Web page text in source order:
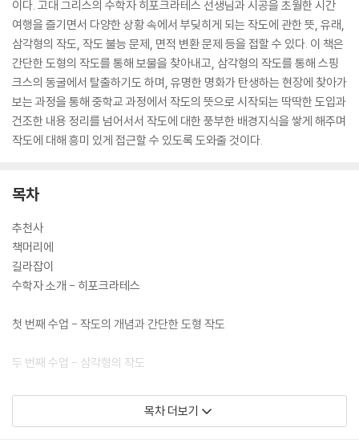
이다. 고대 그리스의 수학자 히포크라테스 선생님과 시공을 초월한 시간
여행을 즐기면서 다양한 상황 속에서 부딪히게 되는 작도에 관한 뜻, 유래,
삼각형의 작도, 작도 불능 문제, 면적 변환 문제 등을 접할 수 있다. 이 책은
간단한 도형의 작도를 통해 보물을 찾아내고, 삼각형의 작도를 통해 스핑
크스의 동굴에서 탈출하기도 하며, 유명한 명화가 탄생하는 현장에 찾아가
보는 과정을 통해 중학교 과정에서 작도의 뜻으로 시작되는 딱딱한 도입과
건조한 내용 정리를 넘어서서 작도에 대한 풍부한 배경지식을 쌓게 해주며
작도에 대해 흥미 있게 접근할 수 있도록 도와줄 것이다.
목차
추천사
책머리에
길라잡이
수학자 소개 - 히포크라테스
첫 번째 수업 - 작도의 개념과 간단한 도형 작도
두 번째 수업 - 삼각형의 작도
세 번째 수업 - 작도의 정의
목차 더보기